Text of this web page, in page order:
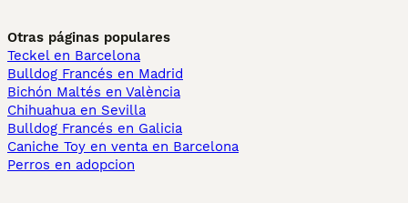
Otras páginas populares
Teckel en Barcelona
Bulldog Francés en Madrid
Bichón Maltés en València
Chihuahua en Sevilla
Bulldog Francés en Galicia
Caniche Toy en venta en Barcelona
Perros en adopcion